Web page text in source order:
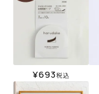
¥693税込